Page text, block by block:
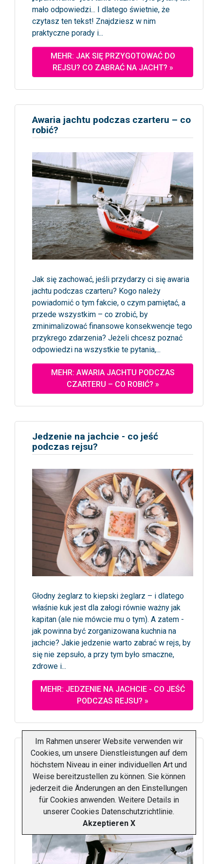
mało odpowiedzi... I dlatego świetnie, że
czytasz ten tekst! Znajdziesz w nim
praktyczne porady i...
MEHR: JAK SIĘ PRZYGOTOWAĆ DO
REJSU? CO ZABRAĆ NA JACHT? »
Awaria jachtu podczas czarteru – co
robić?
Jak się zachować, jeśli przydarzy ci się awaria
jachtu podczas czarteru? Kogo należy
powiadomić o tym fakcie, o czym pamiętać, a
przede wszystkim – co zrobić, by
zminimalizować finansowe konsekwencje tego
przykrego zdarzenia? Jeżeli chcesz poznać
odpowiedzi na wszystkie te pytania,...
MEHR: AWARIA JACHTU PODCZAS
CZARTERU – CO ROBIĆ? »
Jedzenie na jachcie - co jeść
podczas rejsu?
Głodny żeglarz to kiepski żeglarz – i dlatego
właśnie kuk jest dla załogi równie ważny jak
kapitan (ale nie mówcie mu o tym). A zatem -
jak powinna być zorganizowana kuchnia na
jachcie? Jakie jedzenie warto zabrać w rejs, by
się nie zepsuło, a przy tym było smaczne,
zdrowe i...
MEHR: JEDZENIE NA JACHCIE - CO JEŚĆ
PODCZAS REJSU? »
Zwrot jachtu po czarterze -
procedura zdania jachtu „check-out"
Im Rahmen unserer Website verwenden wir
Cookies, um unsere Dienstleistungen auf dem
höchstem Niveau in einer individuellen Art und
Weise bereitzustellen zu können. Sie können
jederzeit die Änderungen an den Einstellungen
für Cookies anwenden. Weitere Details in
unsererCookies Datenschutzrichtlinie.
Akzeptieren X